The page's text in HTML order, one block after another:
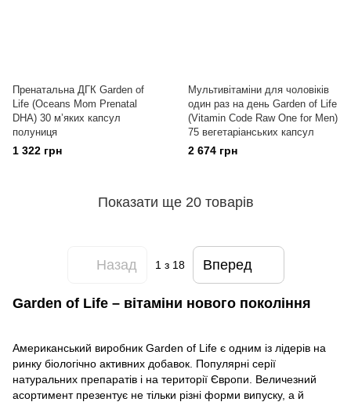
Пренатальна ДГК Garden of
Life (Oceans Mom Prenatal
DHA) 30 мʼяких капсул
полуниця
1 322 грн
Мультивітаміни для чоловіків
один раз на день Garden of Life
(Vitamin Code Raw One for Men)
75 вегетаріанських капсул
2 674 грн
Показати ще 20 товарів
Назад 1з 18 Вперед
Garden of Life – вітаміни нового покоління
Американський виробник Garden of Life є одним із лідерів на
ринку біологічно активних добавок. Популярні серії
натуральних препаратів і на території Європи. Величезний
асортимент презентує не тільки різні форми випуску, а й